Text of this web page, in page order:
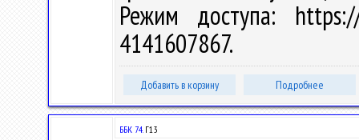
Режим доступа:
4141607867.
Добавить в корзину Подробнее
ББК 74.Г13